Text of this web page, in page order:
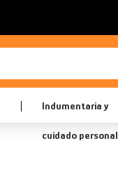
Indumentaria y
cuidado personal